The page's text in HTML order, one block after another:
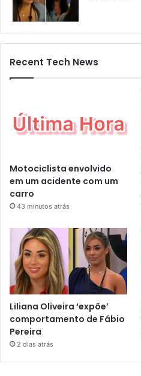
Recent Tech News
Motociclista envolvido
em um acidente com um
carro
43 minutos atrás
Liliana Oliveira ‘expõe’
comportamento de Fábio
Pereira
2 dias atrás